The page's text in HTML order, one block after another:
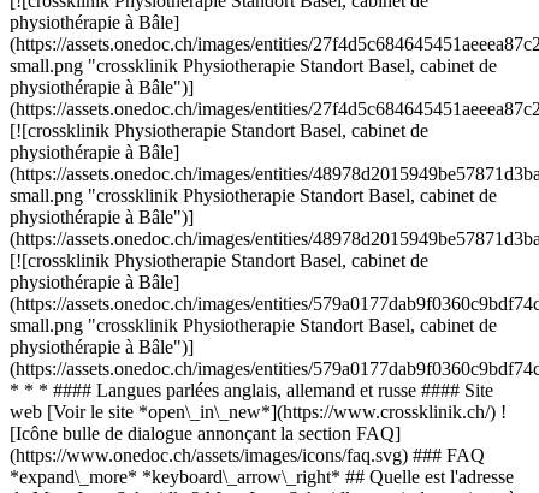
physiothérapie à Bâle]
(https://assets.onedoc.ch/images/entities/
small.png "crossklinik Physiotherapie Standort Basel, cabinet de
physiothérapie à Bâle")]
(https://assets.onedoc.ch/images/entities/
[![crossklinik Physiotherapie Standort Basel, cabinet de
physiothérapie à Bâle]
(https://assets.onedoc.ch/images/entities/
small.png "crossklinik Physiotherapie Standort Basel, cabinet de
physiothérapie à Bâle")]
(https://assets.onedoc.ch/images/entities/
[![crossklinik Physiotherapie Standort Basel, cabinet de
physiothérapie à Bâle]
(https://assets.onedoc.ch/images/entities/
small.png "crossklinik Physiotherapie Standort Basel, cabinet de
physiothérapie à Bâle")]
(https://assets.onedoc.ch/images/entities/
* * * #### Langues parlées anglais, allemand et russe #### Site
web [Voir le site *open\_in\_new*](https://www.crossklinik.ch/) !
[Icône bulle de dialogue annonçant la section FAQ]
(https://www.onedoc.ch/assets/images/icons/faq.svg) ### FAQ
*expand\_more* *keyboard\_arrow\_right* ## Quelle est l'adresse